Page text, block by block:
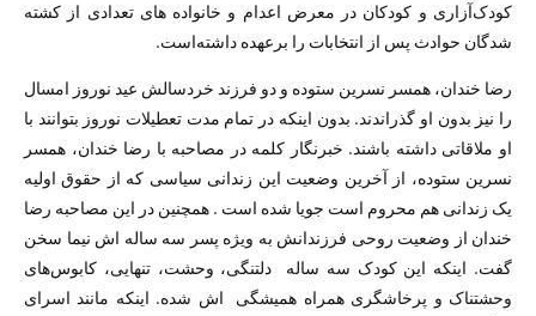
کودک‌آزاری و کودکان در معرض اعدام و خانواده های تعدادی از کشته
شدگان حوادث پس از انتخابات را برعهده داشته‌است.
رضا خندان، همسر نسرین ستوده و دو فرزند خردسالش عید نوروز امسال
را نیز بدون او گذراندند. بدون اینکه در تمام مدت تعطیلات نوروز بتوانند با
او ملاقاتی داشته باشند. خبرنگار کلمه در مصاحبه با رضا خندان، همسر
نسرین ستوده، از آخرین وضعیت این زندانی سیاسی که از حقوق اولیه
یک زندانی هم محروم است جویا شده است . همچنین در این مصاحبه رضا
خندان از وضعیت روحی فرزندانش به ویژه پسر سه ساله اش نیما سخن
گفت. اینکه این کودک سه ساله دلتنگی، وحشت، تنهایی، کابوس‌های
وحشتناک و پرخاشگری همراه همیشگی اش شده. اینکه مانند اسرای